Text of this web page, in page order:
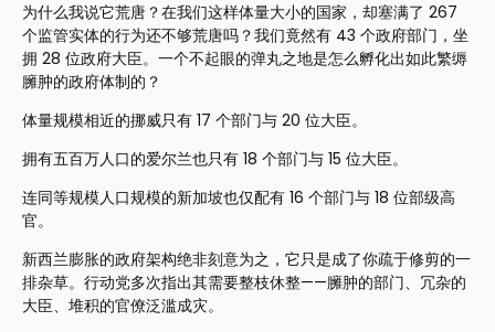
为什么我说它荒唐？在我们这样体量大小的国家，却塞满了 267
个监管实体的行为还不够荒唐吗？我们竟然有 43 个政府部门，坐
拥 28 位政府大臣。一个不起眼的弹丸之地是怎么孵化出如此繁缛
臃肿的政府体制的？
体量规模相近的挪威只有 17 个部门与 20 位大臣。
拥有五百万人口的爱尔兰也只有 18 个部门与 15 位大臣。
连同等规模人口规模的新加坡也仅配有 16 个部门与 18 位部级高
官。
新西兰膨胀的政府架构绝非刻意为之，它只是成了你疏于修剪的一
排杂草。行动党多次指出其需要整枝休整——臃肿的部门、冗杂的
大臣、堆积的官僚泛滥成灾。